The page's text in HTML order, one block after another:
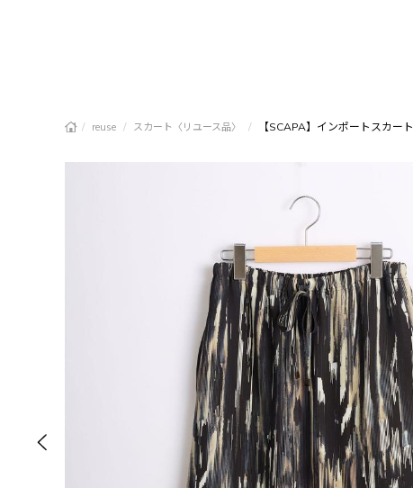
/ reuse / スカート〈リユース品〉 / 【SCAPA】インポートスカート